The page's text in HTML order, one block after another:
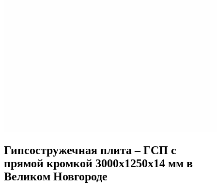
Гипсостружечная плита – ГСП с
прямой кромкой 3000х1250х14 мм в
Великом Новгороде